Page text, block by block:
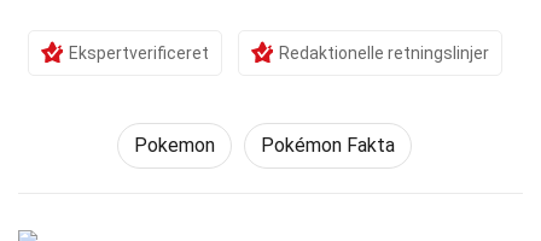
Ekspertverificeret Redaktionelle retningslinjer
Pokemon Pokémon Fakta